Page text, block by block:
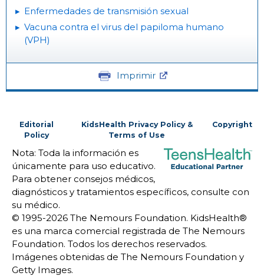
Enfermedades de transmisión sexual
Vacuna contra el virus del papiloma humano
(VPH)
Imprimir
Editorial
Policy
KidsHealth Privacy Policy &
Terms of Use
Copyright
Nota: Toda la información es
únicamente para uso educativo.
Para obtener consejos médicos,
diagnósticos y tratamientos específicos, consulte con
su médico.
© 1995-2026 The Nemours Foundation. KidsHealth®
es una marca comercial registrada de The Nemours
Foundation. Todos los derechos reservados.
Imágenes obtenidas de The Nemours Foundation y
Getty Images.